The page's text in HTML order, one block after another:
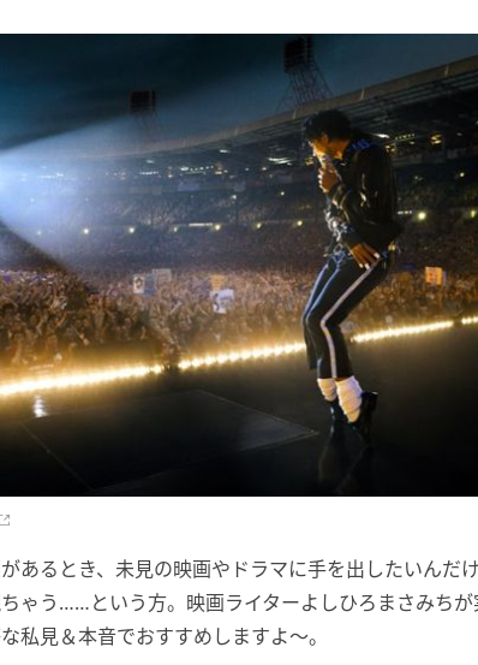
あるとき、未見の映画やドラマに手を出したいんだ
ゃう……という方。映画ライターよしひろまさみち
私見＆本音でおすすめしますよ〜。